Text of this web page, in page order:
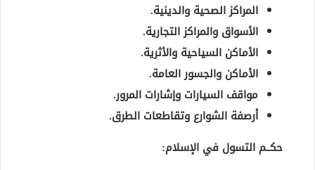
المراكز الصحية والدينية.
الأسواق والمراكز التجارية.
الأماكن السياحية والأثرية.
الأماكن والجسور العامة.
مواقف السيارات وإشارات المرور.
أرصفة الشوارع وتقاطعات الطرق.
حكــم التسول في الإسلام: